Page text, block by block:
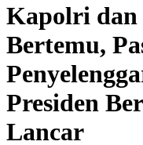
Kapolri dan
Bertemu,
Presiden
Lancar